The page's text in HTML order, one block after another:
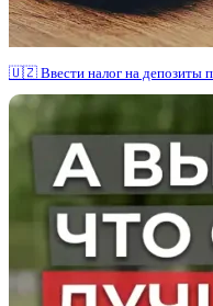
🇺🇿 Ввести налог на депозиты